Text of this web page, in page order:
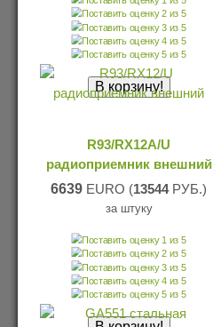
R93/RX12A/U
радиоприемник внешний
6639 EURO (13544РУБ.)
за штуку